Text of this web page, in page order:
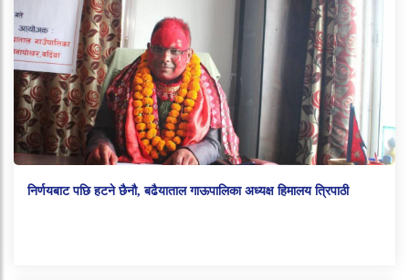
निर्णयबाट पछि हटने छैनौ, बढैयाताल गाऊपालिका अध्यक्ष हिमालय त्रिपाठी